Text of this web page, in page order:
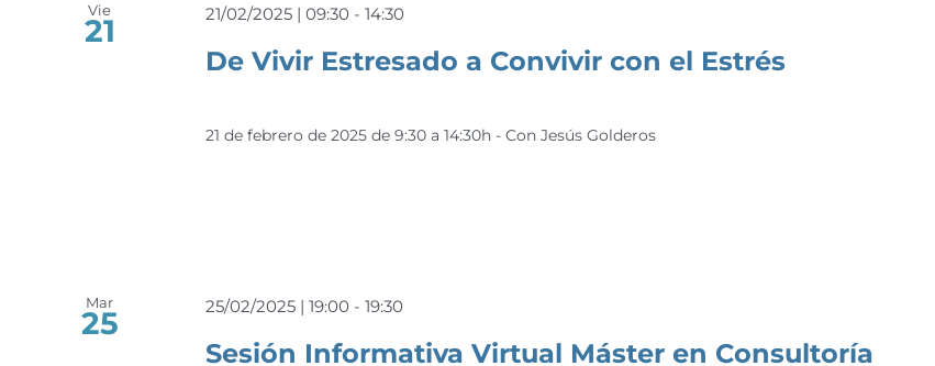
Vie
21
De Vivir Estresado a Convivir con el Estrés
21/02/2025 | 09:30 -14:30
21 de febrero de 2025 de 9:30 a 14:30h - Con Jesús Golderos
Mar
25
Sesión Informativa Virtual Máster en Consultoría
25/02/2025 | 19:00 -19:30